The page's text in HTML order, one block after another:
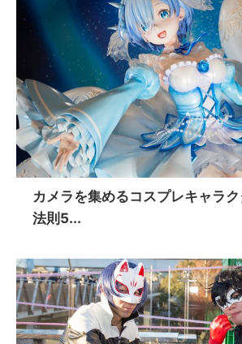
カメラを集めるコスプレキャラ
法則5...